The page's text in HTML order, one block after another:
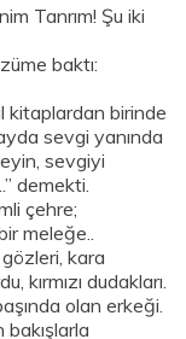
Tanrım! Şu iki
baktı:
kitaplardan birinde
sevgi yanında
sevgiyi
demekti.
çehre;
meleğe..
kara
kırmızı dudakları.
olan erkeği.